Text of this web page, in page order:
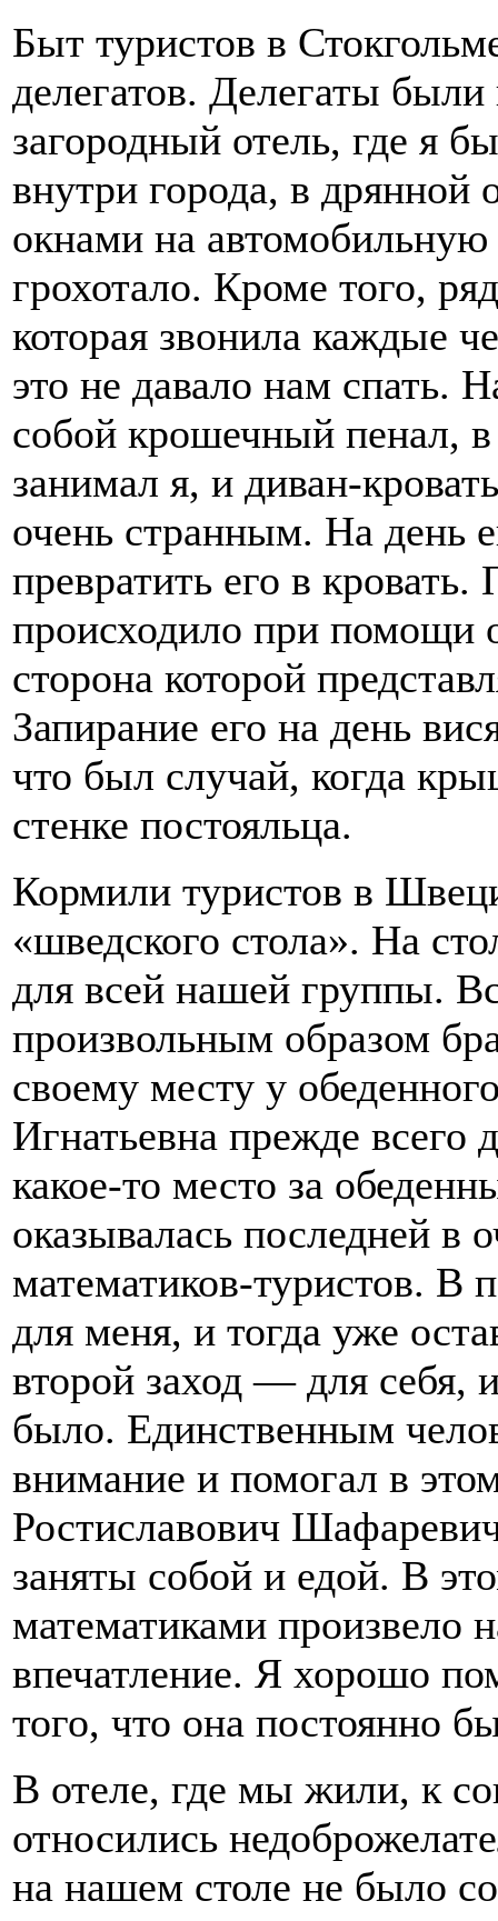
Быт туристов в
делегатов. Делегаты
загородный отель, где я
внутри города, в дрянной
окнами на автомобильную
грохотало. Кроме того,
которая звонила каждые
это не давало нам спать.
собой крошечный пенал,
занимал я, и диван-
очень странным. На день
превратить его в
происходило при помощи
сторона которой
Запирание его на день
что был случай, когда
стенке постояльца.
Кормили туристов в
«шведского стола». На
для всей нашей группы.
произвольным образом
своему месту у
Игнатьевна прежде всего
какое-то место за
оказывалась последней в
математиков-туристов. В
для меня, и тогда уже
второй заход — для себя,
было. Единственным
внимание и помогал в
Ростиславович
заняты собой и едой. В
математиками произвело
впечатление. Я хорошо
того, что она постоянно
В отеле, где мы жили, к
относились
на нашем столе не было